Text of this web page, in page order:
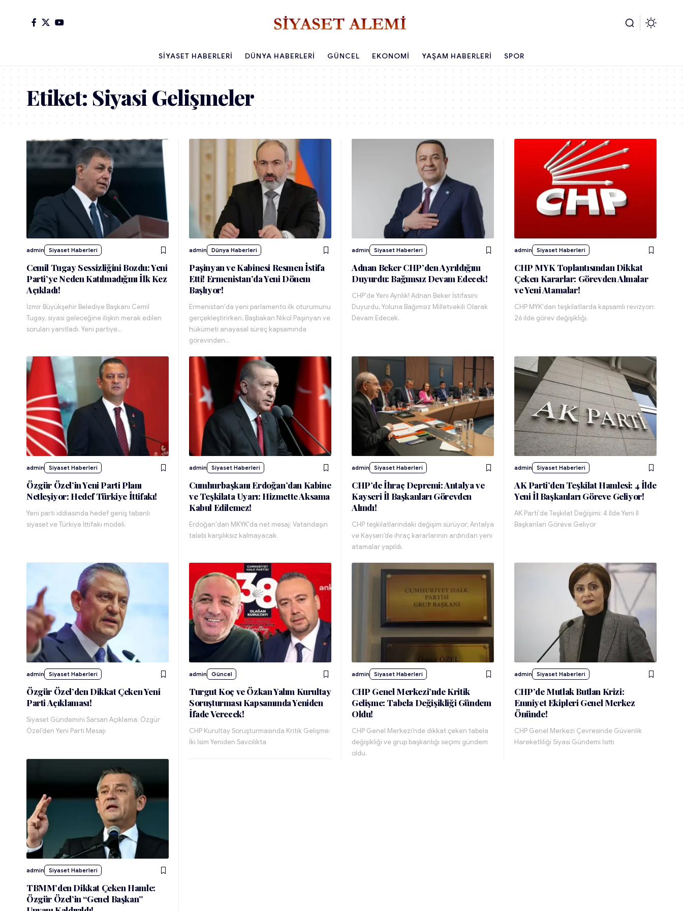
SIYASET HABERLERI DÜNYA HABERLERI GÜNCEL EKONOMI YAŞAM HABERLERI SPOR
Etiket:Siyasi Gelişmeler
admin Siyaset Haberleri
Cemil Tugay Sessizliğini Bozdu: Yeni
Parti’ye Neden Katılmadığını İlk Kez
Açıkladı!
İzmir Büyükşehir Belediye Başkanı Cemil
Tugay, siyasi geleceğine ilişkin merak edilen
soruları yanıtladı. Yeni partiye…
admin Dünya Haberleri
Paşinyan ve Kabinesi Resmen İstifa
Etti! Ermenistan’da Yeni Dönem
Başlıyor!
Ermenistan'da yeni parlamento ilk oturumunu
gerçekleştirirken, Başbakan Nikol Paşinyan ve
hükümeti anayasal süreç kapsamında
görevinden…
admin Siyaset Haberleri
Adnan Beker CHP’den Ayrıldığını
Duyurdu: Bağımsız Devam Edecek!
CHP'de Yeni Ayrılık! Adnan Beker İstifasını
Duyurdu, Yoluna Bağımsız Milletvekili Olarak
Devam Edecek.
admin Siyaset Haberleri
CHP MYK Toplantısından Dikkat
Çeken Kararlar: Görevden Almalar
ve Yeni Atamalar!
CHP MYK'dan teşkilatlarda kapsamlı revizyon:
26 ilde görev değişikliği.
admin Siyaset Haberleri
Özgür Özel’in Yeni Parti Planı
Netleşiyor: Hedef Türkiye İttifakı!
Yeni parti iddiasında hedef geniş tabanlı
siyaset ve Türkiye İttifakı modeli.
admin Siyaset Haberleri
Cumhurbaşkanı Erdoğan’dan Kabine
ve Teşkilata Uyarı: Hizmette Aksama
Kabul Edilemez!
Erdoğan'dan MKYK'da net mesaj: Vatandaşın
talebi karşılıksız kalmayacak.
admin Siyaset Haberleri
CHP’de İhraç Depremi: Antalya ve
Kayseri İl Başkanları Görevden
Alındı!
CHP teşkilatlarındaki değişim sürüyor; Antalya
ve Kayseri’de ihraç kararlarının ardından yeni
atamalar yapıldı.
admin Siyaset Haberleri
AK Parti’den Teşkilat Hamlesi: 4 İlde
Yeni İl Başkanları Göreve Geliyor!
AK Parti'de Teşkilat Değişimi: 4 İlde Yeni İl
Başkanları Göreve Geliyor
admin Siyaset Haberleri
Özgür Özel’den Dikkat Çeken Yeni
Parti Açıklaması!
Siyaset Gündemini Sarsan Açıklama: Özgür
Özel’den Yeni Parti Mesajı
admin Güncel
Turgut Koç ve Özkan Yalım Kurultay
Soruşturması Kapsamında Yeniden
İfade Verecek!
CHP Kurultay Soruşturmasında Kritik Gelişme:
İki İsim Yeniden Savcılıkta
admin Siyaset Haberleri
CHP Genel Merkezi’nde Kritik
Gelişme: Tabela Değişikliği Gündem
Oldu!
CHP Genel Merkezi’nde dikkat çeken tabela
değişikliği ve grup başkanlığı seçimi gündem
oldu.
admin Siyaset Haberleri
CHP’de Mutlak Butlan Krizi:
Emniyet Ekipleri Genel Merkez
Önünde!
CHP Genel Merkezi Çevresinde Güvenlik
Hareketliliği Siyasi Gündemi Isıttı
admin Siyaset Haberleri
TBMM’den Dikkat Çeken Hamle:
Özgür Özel’in “Genel Başkan”